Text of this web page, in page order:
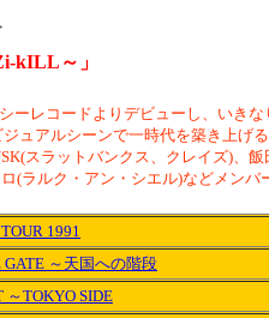
kILL～」
レコードよりデビューし、いきな
ュアルシーンで一時代を築き上げ
スラットバンクス、クレイズ)、飯
(ラルク・アン・シエル)などメンバ
1991
GATE ～天国への階段
～TOKYO SIDE